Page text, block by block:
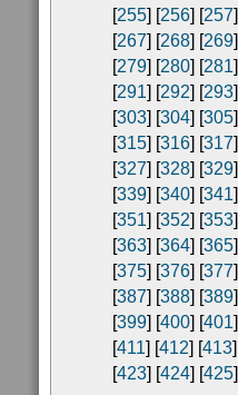
[255] [256] [257
[267] [268] [269
[279] [280] [281
[291] [292] [293
[303] [304] [305
[315] [316] [317
[327] [328] [329
[339] [340] [341
[351] [352] [353
[363] [364] [365
[375] [376] [377
[387] [388] [389
[399] [400] [401
[411] [412] [413
[423] [424] [425